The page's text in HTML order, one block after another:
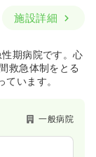
円以上可
見る
施設詳細
期病院です。心
救急体制をとる
います。
一般病院